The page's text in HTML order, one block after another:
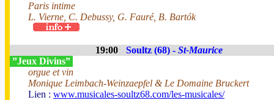
Paris intime
L. Vierne, C. Debussy, G. Fauré, B. Bartók
19:00 Soultz (68) - St-Maurice
”Jeux Divins”
orgue et vin
Monique Leimbach-Weinzaepfel & Le Domaine Bruckert
Lien : www.musicales-soultz68.com/les-musicales/